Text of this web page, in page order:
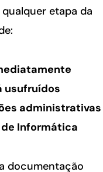
etapa da
usufruídos
administrativas
Informática
documentação